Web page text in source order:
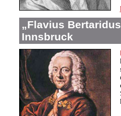
„Flavius
Innsbruck